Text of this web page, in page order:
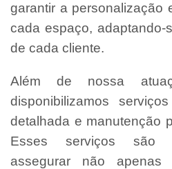
garantir a personalização
cada espaço, adaptando-
de cada cliente.
Além de nossa
disponibilizamos
detalhada e manutenção
Esses serviços são
assegurar não apenas